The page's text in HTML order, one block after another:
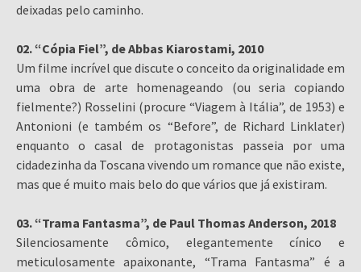
deixadas pelo caminho.
02. “Cópia Fiel”, de Abbas Kiarostami, 2010
Um filme incrível que discute o conceito da originalidade em
uma obra de arte homenageando (ou seria copiando
fielmente?) Rosselini (procure “Viagem à Itália”, de 1953) e
Antonioni (e também os “Before”, de Richard Linklater)
enquanto o casal de protagonistas passeia por uma
cidadezinha da Toscana vivendo um romance que não existe,
mas que é muito mais belo do que vários que já existiram.
03. “Trama Fantasma”, de Paul Thomas Anderson, 2018
Silenciosamente cômico, elegantemente cínico e
meticulosamente apaixonante, “Trama Fantasma” é a